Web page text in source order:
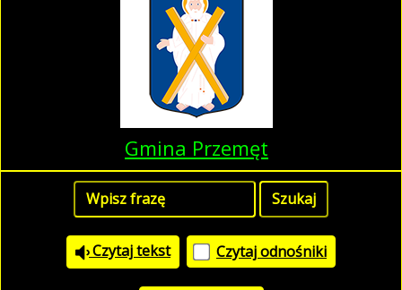
Gmina Przemęt
Czytaj tekst Czytaj odnośniki